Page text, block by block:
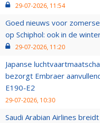
29-07-2026, 11:54
Goed nieuws voor
op Schiphol: ook in de
29-07-2026, 11:20
Japanse
bezorgt Embraer
E190-E2
29-07-2026, 10:30
Saudi Arabian Airlines breidt